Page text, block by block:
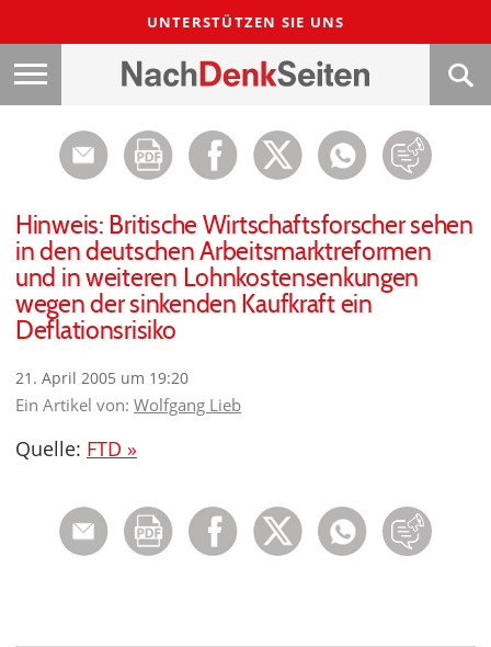
UNTERSTÜTZEN SIE UNS
Hinweis: Britische Wirtschaftsforscher sehen
in den deutschen Arbeitsmarktreformen
und in weiteren Lohnkostensenkungen
wegen der sinkenden Kaufkraft ein
Deflationsrisiko
21. April 2005 um 19:20
Ein Artikel von: Wolfgang Lieb
Quelle: FTD »